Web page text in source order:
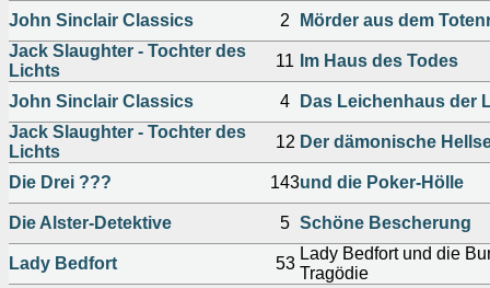
John Sinclair Classics 2
Mörder aus dem
Jack Slaughter - Tochter des
Lichts
11 Im Haus des Todes
John Sinclair Classics 4
Das Leichenhaus der
Jack Slaughter - Tochter des
Lichts
12 Der dämonische
Die Drei ??? 143und die Poker-Hölle
Die Alster-Detektive 5 Schöne Bescherung
Lady Bedfort 53
Lady Bedfort und die
Tragödie